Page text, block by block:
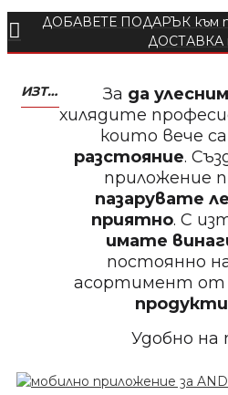
Пила тип
Пила за
ДОБАВЕТЕ ПОДАРЪК към
ДОСТАВКА
ИЗТЕГЛЕТЕ МОБИЛНО ПРИЛОЖЕНИЕ ZASALONA За да
хилядите
които вече са
разстояние.
приложение
пазарувате
приятно. С
имате
постоянно
асортимент от
продукти
Удобно на